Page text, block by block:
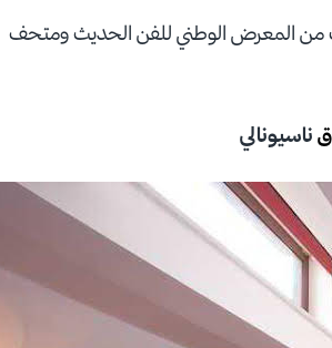
التي تحمل تصنيف 4 نجوم بالقرب من المعرض الوطني للفن الحديث ومتحف
ناسيونالي